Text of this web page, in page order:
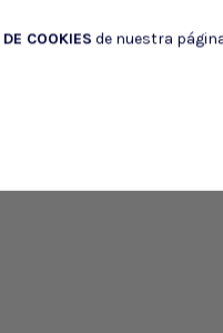
COOKIES de nuestra